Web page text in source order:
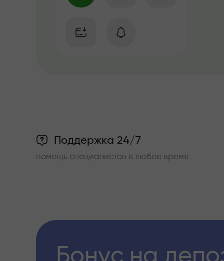
Поддержка 24/7
помощь специалистов в любое время
Бонус на